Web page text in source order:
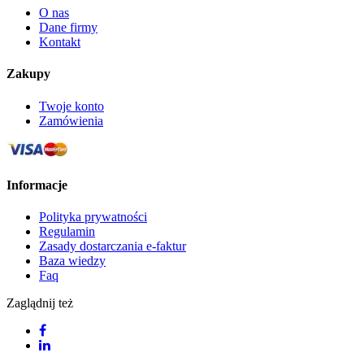
O nas
Dane firmy
Kontakt
Zakupy
Twoje konto
Zamówienia
Informacje
Polityka prywatności
Regulamin
Zasady dostarczania e-faktur
Baza wiedzy
Faq
Zaglądnij też